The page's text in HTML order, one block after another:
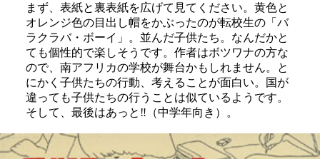
まず、表紙と裏表紙を広げて見てください。黄色と
オレンジ色の目出し帽をかぶったのが転校生の「バ
ラクラバ・ボーイ」。並んだ子供たち。なんだかと
ても個性的で楽しそうです。作者はボツワナの方な
ので、南アフリカの学校が舞台かもしれません。と
にかく子供たちの行動、考えることが面白い。国が
違っても子供たちの行うことは似ているようです。
そして、最後はあっと‼︎（中学年向き）。